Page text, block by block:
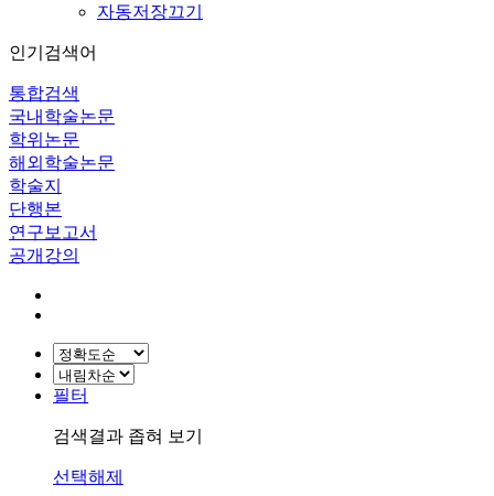
자동저장끄기
인기검색어
통합검색
국내학술논문
학위논문
해외학술논문
학술지
단행본
연구보고서
공개강의
필터
검색결과 좁혀 보기
선택해제